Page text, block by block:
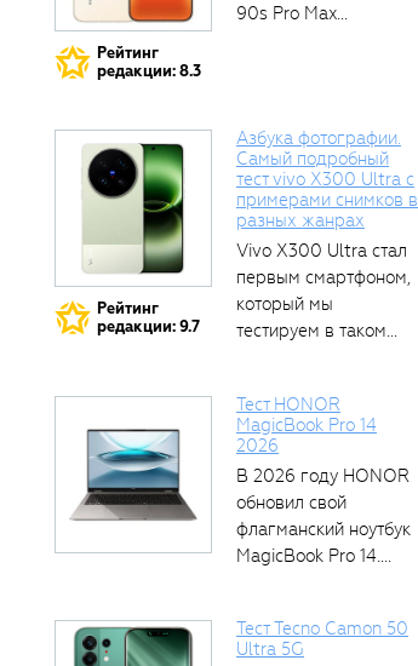
Рейтинг
редакции: 8.3
90s Pro Max...
Рейтинг
редакции: 9.7
Азбука фотографии.
Самый подробный
тест vivo X300 Ultra с
примерами снимков в
разных жанрах
Vivo X300 Ultra стал
первым смартфоном,
который мы
тестируем в таком...
Тест HONOR
MagicBook Pro 14
2026
В 2026 году HONOR
обновил свой
флагманский ноутбук
MagicBook Pro 14....
Тест Tecno Camon 50
Ultra 5G